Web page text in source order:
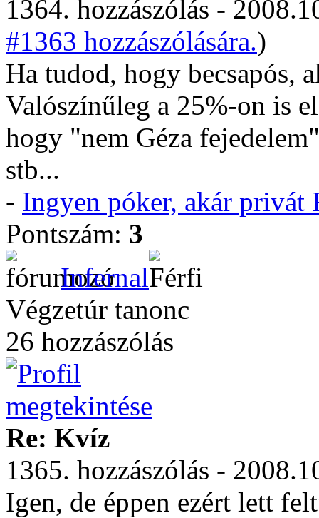
1364. hozzászólás -
#1363 hozzászólására.)
Ha tudod, hogy becsapós,
Valószínűleg a 25%-on is
hogy "nem Géza
stb...
- Ingyen póker, akár privát
Pontszám: 3
Infernal
Végzetúr tanonc
26 hozzászólás
Re: Kvíz
1365. hozzászólás -
Igen, de éppen ezért lett